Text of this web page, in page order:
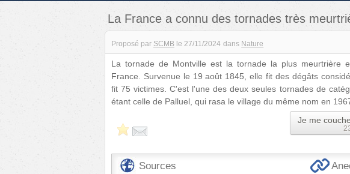
La France a connu des tornades très
Proposé par SCMB le 27/11/2024 dans Nature
La tornade de Montville est la tornade la plus meurtrière
France. Survenue le 19 août 1845, elle fit des dégâts
fit 75 victimes. C'est l'une des deux seules tornades de
étant celle de Palluel, qui rasa le village du même nom en
Je me
Sources